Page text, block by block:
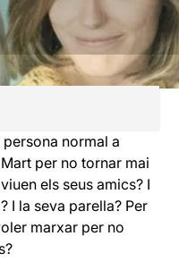
normal a
per no tornar mai
els seus amics? I
I la seva parella? Per
marxar per no